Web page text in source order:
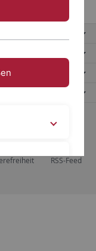
RSS-Feed